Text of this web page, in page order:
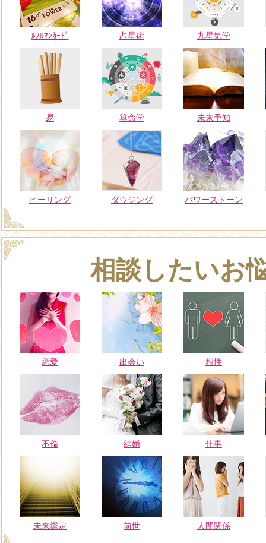
ﾙﾉﾙﾏﾝｶｰﾄﾞ 占星術 九星気学
易 算命学 未来予知
ヒーリング ダウジング パワーストーン
相談したいお
恋愛 出会い 相性
不倫 結婚 仕事
未来鑑定 前世 人間関係